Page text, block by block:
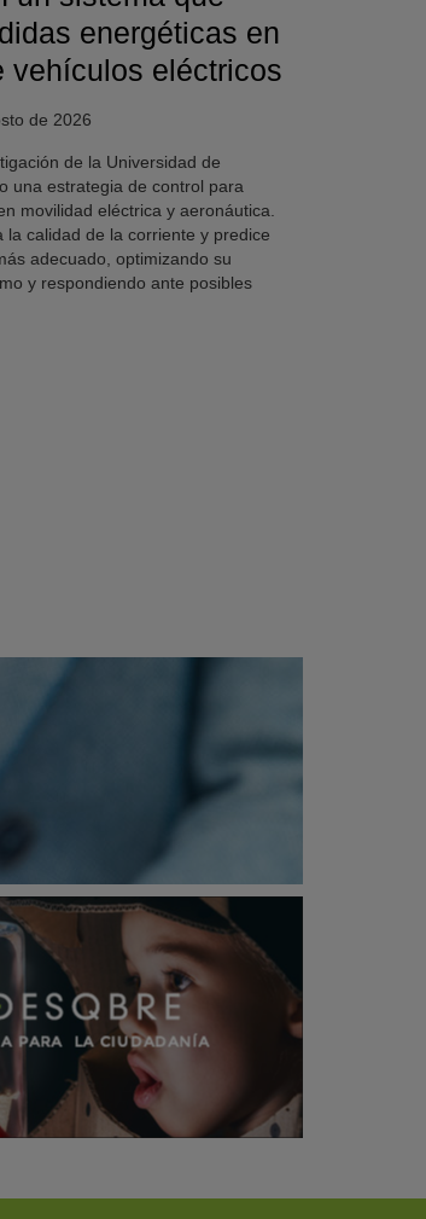
energéticas en
vehículos eléctricos
de 2026
de la Universidad de
una estrategia de control para
movilidad eléctrica y aeronáutica.
la calidad de la corriente y predice
adecuado, optimizando su
y respondiendo ante posibles